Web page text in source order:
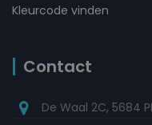
Kleurcode vinden
Contact
De Waal 2C, 5684